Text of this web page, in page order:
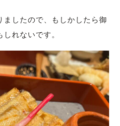
ましたので、もしかしたら御
れないです。